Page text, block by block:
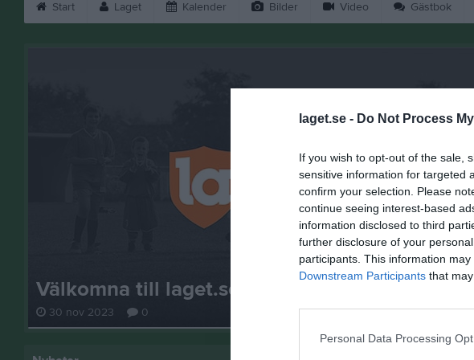
laget.se - Do Not Process
If you wish to opt-out of the sale,
sensitive information for targeted
confirm your selection. Please
continue seeing interest-based
information disclosed to third
further disclosure of your
participants. This information
Downstream Participants that
Personal Data Processing
Start Laget Kalender Bilder Video Gästbok
Välkomna till laget.se – Här finns viktig
30 nov 2023 0